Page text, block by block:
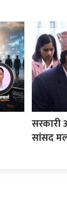
सरकारी
सांसद